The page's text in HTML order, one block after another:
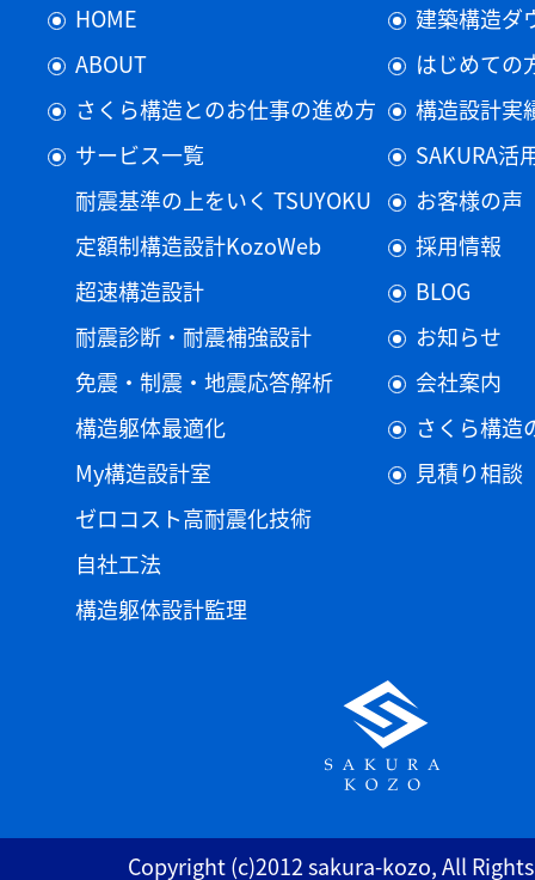
HOME
ABOUT
さくら構造とのお仕事の進め方
サービス一覧
耐震基準の上をいく TSUYOKU
定額制構造設計KozoWeb
超速構造設計
耐震診断・耐震補強設計
免震・制震・地震応答解析
構造躯体最適化
My構造設計室
ゼロコスト高耐震化技術
自社工法
構造躯体設計監理
建築構造ダ
はじめての
構造設計実
SAKURA活
お客様の声
採用情報
BLOG
お知らせ
会社案内
さくら構造
見積り相談
Copyright (c)2012 sakura-kozo, All